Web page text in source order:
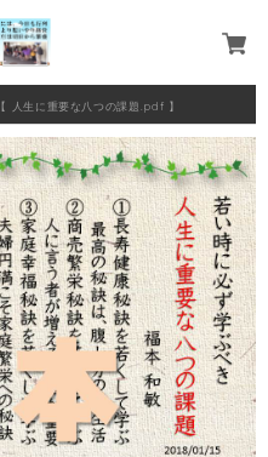
【 人生に重要な八つの課題.pdf 】